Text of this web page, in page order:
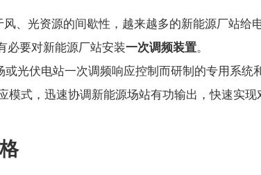
、光资源的间歇性，越来越多的新能源厂站给
必要对新能源厂站安装一次调频装置。
光伏电站一次调频响应控制而研制的专用系统
模式，迅速协调新能源场站有功输出，快速实现